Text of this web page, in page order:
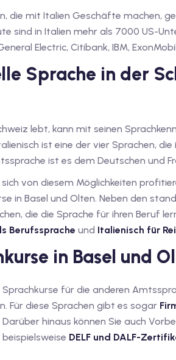
die mit Italien Geschäfte machen,
sind in Italien mehr als 7000 US-
Electric, Citibank, IBM,
Sprache in der
lebt, kann mit seinen
ist eine der vier Sprachen,
ist es dem Deutschen und
von diesem Möglichkeiten
in Basel und Olten. Neben den
die die Sprache für ihren Beruf
Berufssprache und Italienisch für
in Basel und
für die anderen
Für diese Sprachen gibt es sogar
Darüber hinaus können Sie auch
DELF und DALF-